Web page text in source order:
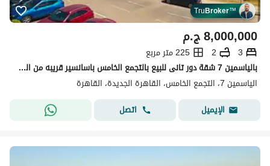
TruBroker™
ج.م8,000,000
3
2
225 متر مربع
بالياسمين 7 شقة دور تانى للبيع بالتجمع الخامس باسانسير قريبه من الخدمات New cario el- yesmen- القاهرة الجديدة
الياسمين 7، التجمع الخامس، القاهرة الجديدة، القاهرة
الإيميل
اتصل